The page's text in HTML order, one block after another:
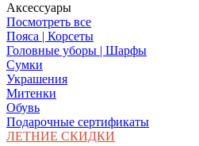
Аксессуары
Посмотреть все
Пояса | Корсеты
Головные уборы | Шарфы
Сумки
Украшения
Митенки
Обувь
Подарочные сертификаты
ЛЕТНИЕ СКИДКИ